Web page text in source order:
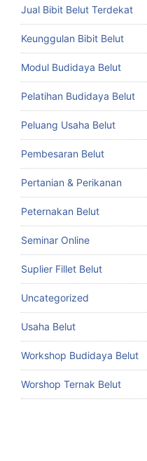
Jual Bibit Belut Terdekat
Keunggulan Bibit Belut
Modul Budidaya Belut
Pelatihan Budidaya Belut
Peluang Usaha Belut
Pembesaran Belut
Pertanian & Perikanan
Peternakan Belut
Seminar Online
Suplier Fillet Belut
Uncategorized
Usaha Belut
Workshop Budidaya Belut
Worshop Ternak Belut